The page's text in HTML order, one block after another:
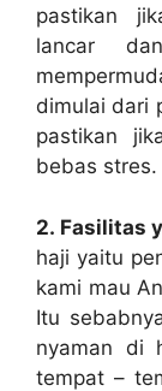
pastikan
lancar
dimulai dari
pastikan
bebas stres.
2. Fasilitas
haji yaitu
kami mau
Itu
nyaman di
tempat –